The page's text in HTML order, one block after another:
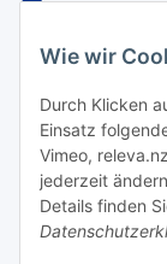
Wie wir
Durch Klicken
Einsatz
Vimeo,
jederzeit
Details finden
EC &